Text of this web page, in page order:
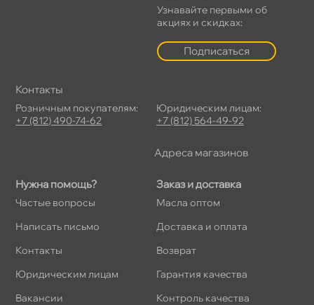
Нужна помощь?
Частые вопросы
Написать письмо
Контакты
Юридическим лицам
акансии
Заказ и доставка
Масла оптом
Доставка и оплата
озврат
Гарантия качества
Контроль качества
Узнавайте первыми о
акциях и скидках:
Подписаться
Контакты
Розничным покупателям:
+7 (812) 490-74-62
Юридическим лицам:
+7 (812) 564-49-92
Адреса магазино